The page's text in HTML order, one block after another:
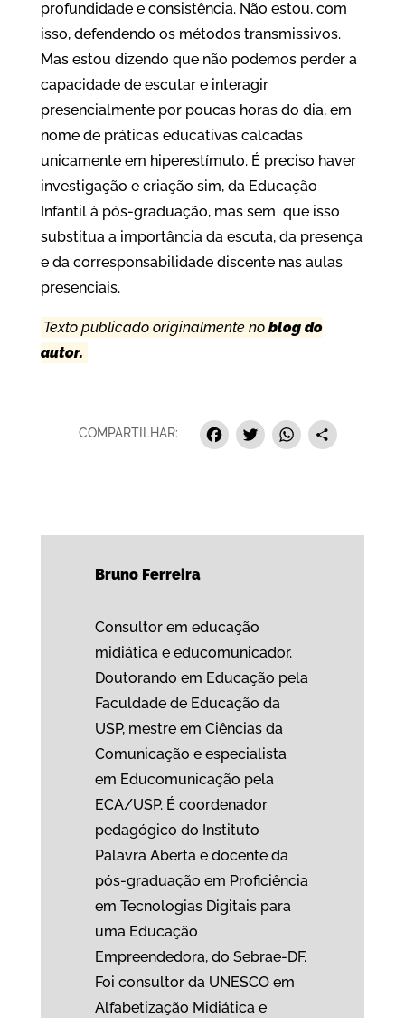
profundidade e consistência. Não estou, com
isso, defendendo os métodos transmissivos.
Mas estou dizendo que não podemos perder a
capacidade de escutar e interagir
presencialmente por poucas horas do dia, em
nome de práticas educativas calcadas
unicamente em hiperestímulo. É preciso haver
investigação e criação sim, da Educação
Infantil à pós-graduação, mas sem que isso
substitua a importância da escuta, da presença
e da corresponsabilidade discente nas aulas
presenciais.
Texto publicado originalmente noblog do
autor.
COMPARTILHAR: Facebook
Twitter
Bruno Ferreira
Consultor em educação
midiática e educomunicador.
Doutorando em Educação pela
Faculdade de Educação da
USP, mestre em Ciências da
Comunicação e especialista
em Educomunicação pela
ECA/USP. É coordenador
pedagógico do Instituto
Palavra Aberta e docente da
pós-graduação em Proficiência
em Tecnologias Digitais para
uma Educação
Empreendedora, do Sebrae-DF.
Foi consultor da UNESCO em
Alfabetização Midiática e